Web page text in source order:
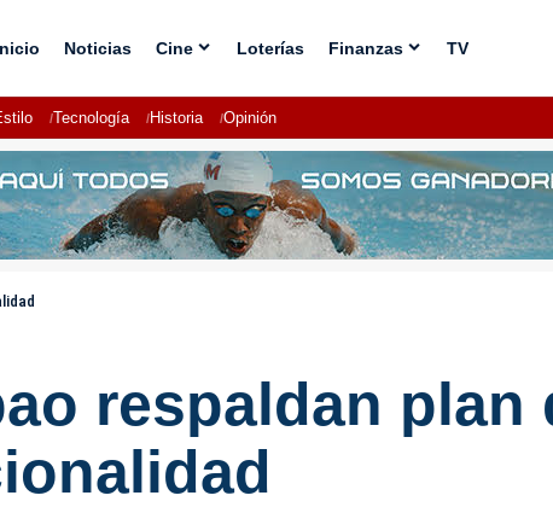
Noticias Cine Loterías Finanzas TV
Tecnología Historia Opinión
respaldan plan